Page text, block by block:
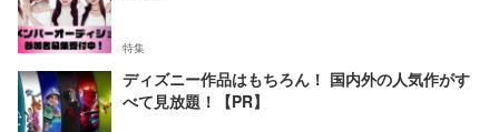
特集
ディズニー作品はもちろん！ 国内外の人気作がす
べて見放題！【PR】